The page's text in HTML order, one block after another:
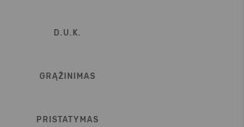
D.U.K.
GRĄŽINIMAS
PRISTATYMAS